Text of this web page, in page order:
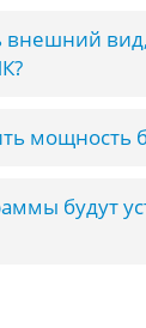
внешний
мощность
будут